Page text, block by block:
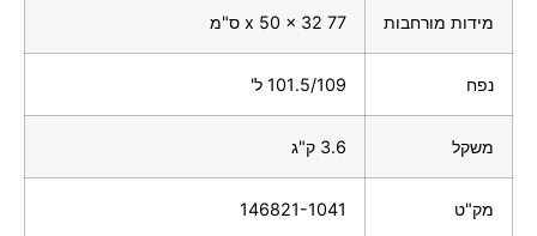
מידות מורחבות 77 x 50 x 32 ס"מ
נפח 101.5/109 ל'
משקל 3.6 ק"ג
מק"ט 146821-1041